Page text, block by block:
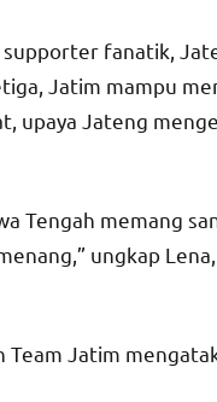
fanatik,
Jatim mampu
upaya Jateng
Tengah memang
ungkap
Team Jatim